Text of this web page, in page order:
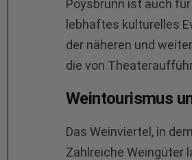
Poysbrunn ist auch
lebhaftes kulturelles
der näheren und
die von
Weintourismus
Das Weinviertel, in
Zahlreiche Weingüter